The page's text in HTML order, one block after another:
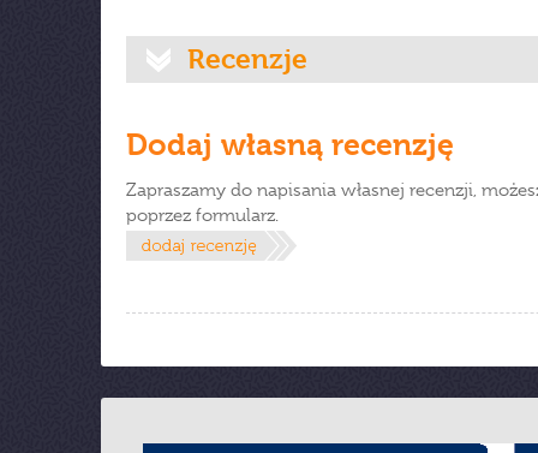
Recenzje
Dodaj własną recenzję
Zapraszamy do napisania własnej recenzji,
poprzez formularz.